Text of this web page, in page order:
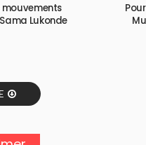
mouvements
Lukonde